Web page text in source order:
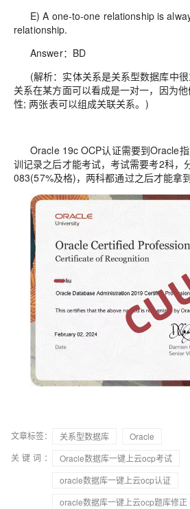
E) A one-to-one relationship is
relationship.
Answer：BD
(解析：实体关系是关系型数据库中
关系在某方面可以看成是一对一，因为
性; 两张表可以组成关联关系。)
Oracle 19c OCP认证需要到Oracle
训记录之后才能考试，考试需要考2科，
083(57%及格)，两科都通过之后才能拿
文章标签： 关系型数据库
Oracle
关键词：
Oracle数据库一键上云ocp考试
oracle数据库一键上云ocp认证
oracle数据库一键上云ocp题库修正